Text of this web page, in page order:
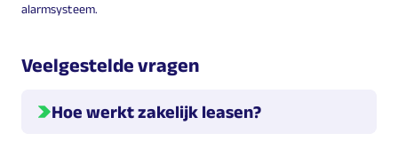
alarmsysteem.
Veelgestelde vragen
Hoe werkt zakelijk leasen?